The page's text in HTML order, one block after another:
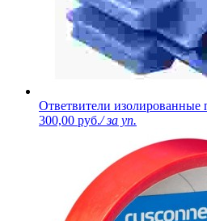
Ответвители
300,00 руб./ за уп.